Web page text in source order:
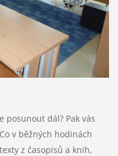
posunout dál? Pak vás
Co v běžných hodinách
z časopisů a knih,